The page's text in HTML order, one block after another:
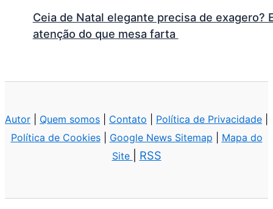
Ceia de Natal elegante precisa de exagero?
atenção do que mesa farta
Autor Quem somos Contato Política de Privacidade
Política de Cookies| Google News Sitemap
Mapa do
Site
RSS